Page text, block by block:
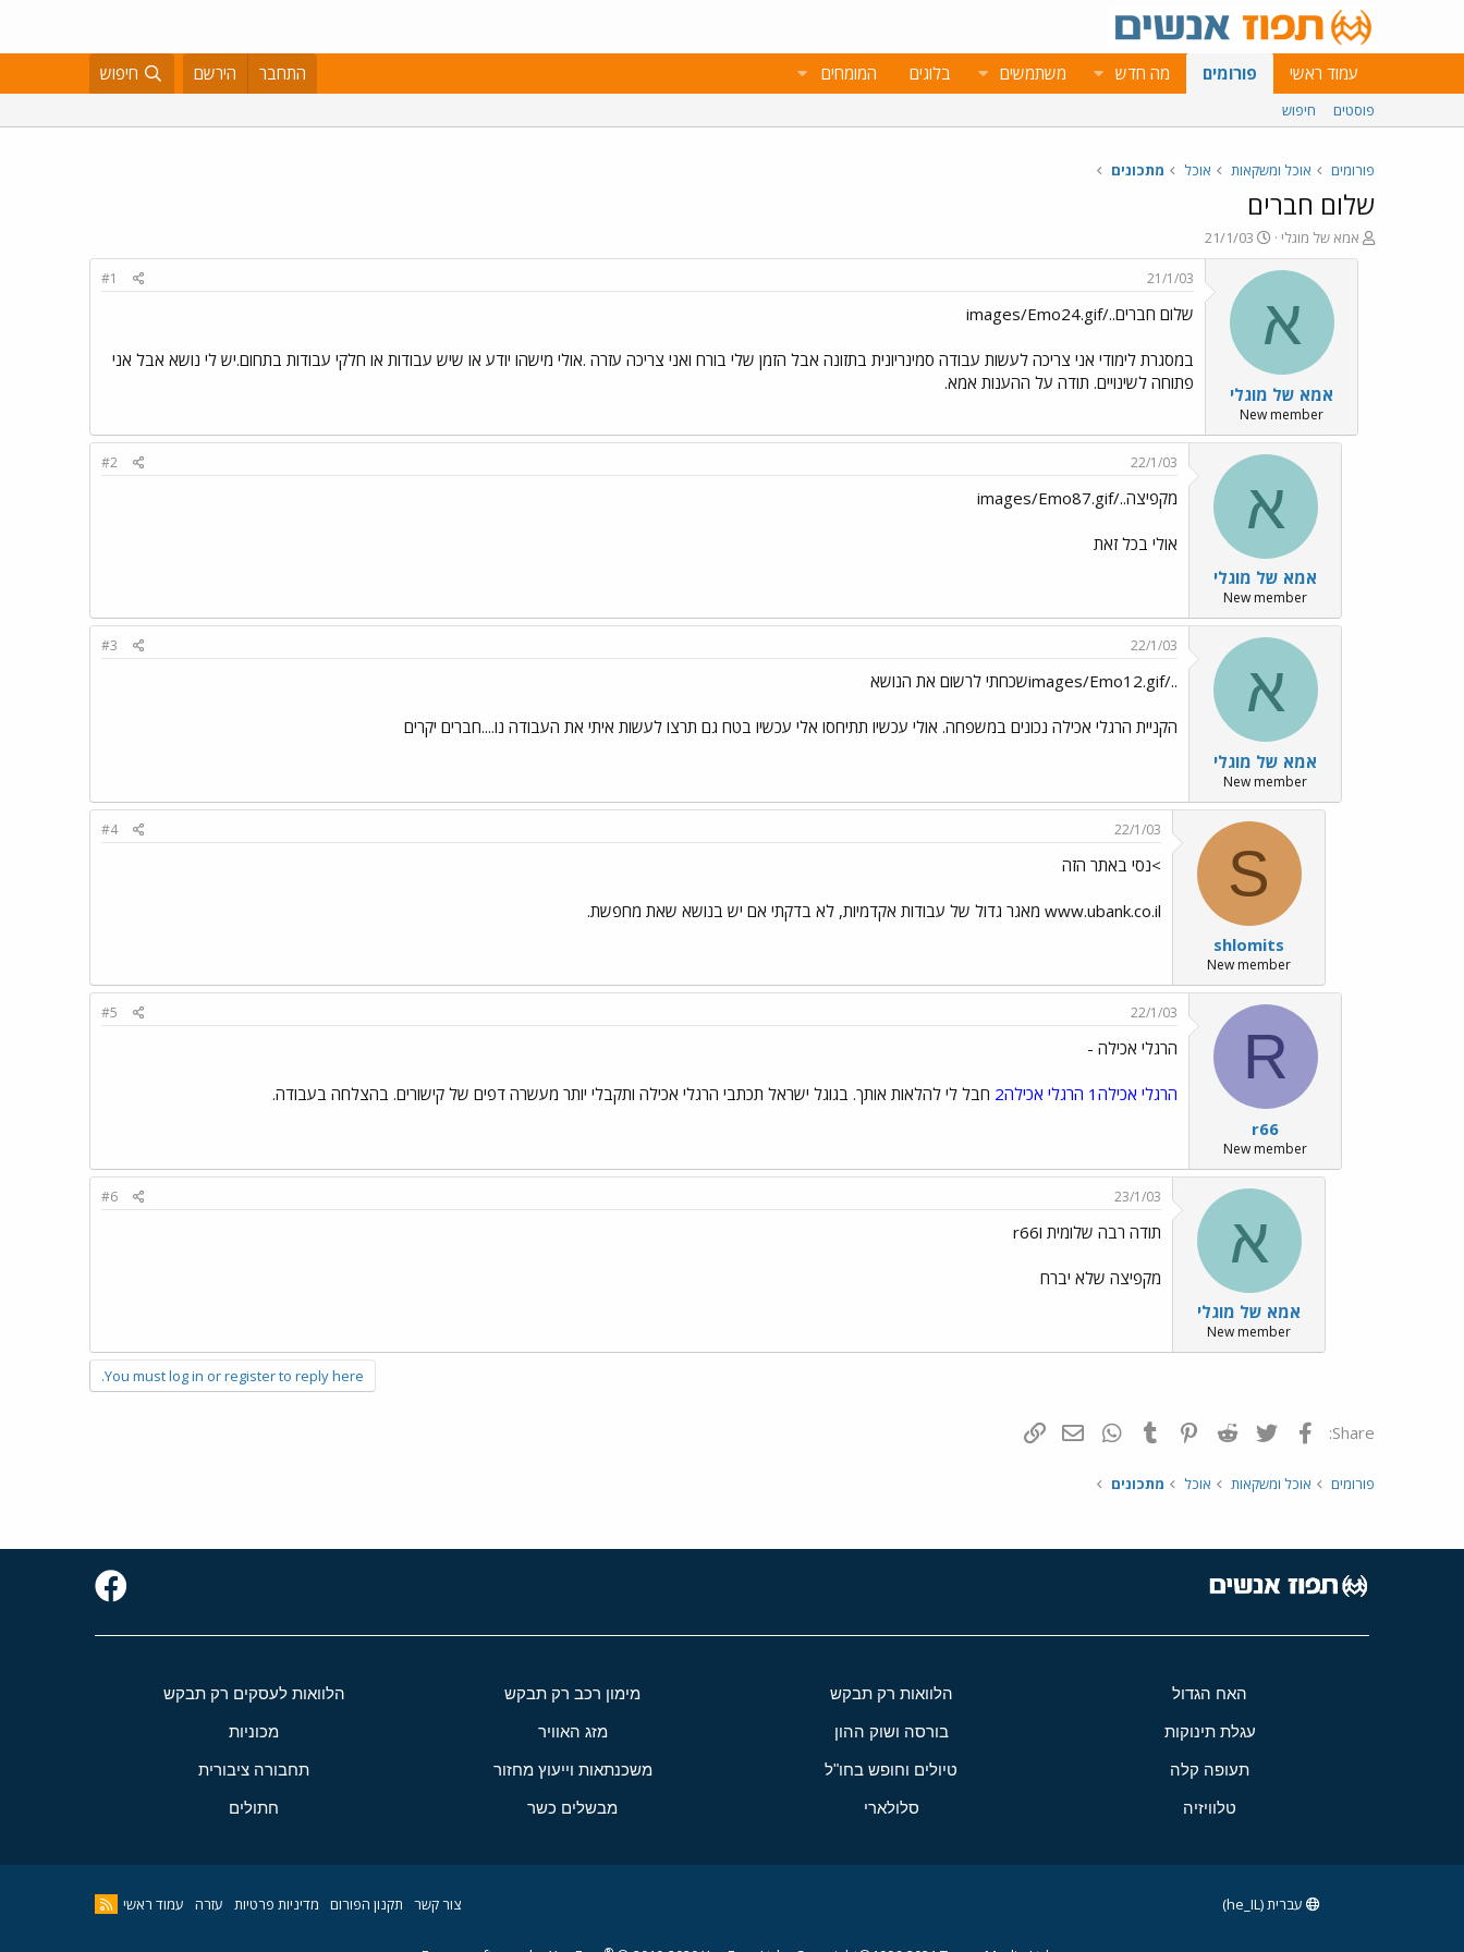
עמוד ראשי פורומים מה חדש משתמשים בלוגים המומחים התחבר הירשם חיפוש
פוסטים חיפוש
פורומים אוכל ומשקאות אוכל מתכונים
שלום חברים
פ
ו
אמא של מוגלי
פ
ו
ר
א
ר
י
ך
21/1/03
א
אמא של מוגלי
New member
21/1/03
#1
שלום חברים../images/Emo24.gif
במסגרת לימודי אני צריכה לעשות עבודה סמינריונית בתזונה אבל הזמן שלי בורח ואני צריכה עזרה .אולי מישהו יודע או שיש עבודות או חלקי עבודות בתחום.יש לי נושא אבל אני
פתוחה לשינויים. תודה על ההענות אמא.
א
אמא של מוגלי
New member
22/1/03
#2
מקפיצה../images/Emo87.gif
אולי בכל זאת
א
אמא של מוגלי
New member
22/1/03
#3
../images/Emo12.gifשכחתי לרשום את הנושא
הקניית הרגלי אכילה נכונים במשפחה. אולי עכשיו תתיחסו אלי עכשיו בטח גם תרצו לעשות איתי את העבודה נו....חברים יקרים
S
shlomits
New member
22/1/03
#4
>נסי באתר הזה
www.ubank.co.il מאגר גדול של עבודות אקדמיות, לא בדקתי אם יש בנושא שאת מחפשת.
R
r66
New member
22/1/03
#5
הרגלי אכילה -
הרגלי אכילה1 הרגלי אכילה2 חבל לי להלאות אותך. בגוגל ישראל תכתבי הרגלי אכילה ותקבלי יותר מעשרה דפים של קישורים. בהצלחה בעבודה.
א
אמא של מוגלי
New member
23/1/03
#6
תודה רבה שלומית וr66
מקפיצה שלא יברח
You must log in or register to reply here.
Share: פייסבוק Twitter
Reddit
Pinterest
Tumblr
WhatsAppדואר אלקטרוני
פורומים אוכל ומשקאות אוכל מתכונים
האח הגדול הלוואות רק תבקש מימון רכב רק תבקש הלוואות לעסקים רק תבקש
עגלת תינוקות בורסה ושוק ההון מזג האוויר מכוניות
תעופה קלה טיולים וחופש בחו"ל משכנתאות וייעוץ מחזור תחבורה ציבורית
טלוויזיה סלולארי מבשלים כשר חתולים
צור קשר תקנון הפורום מדיניות פרטיות עזרה עמוד ראשי עברית (he_IL)